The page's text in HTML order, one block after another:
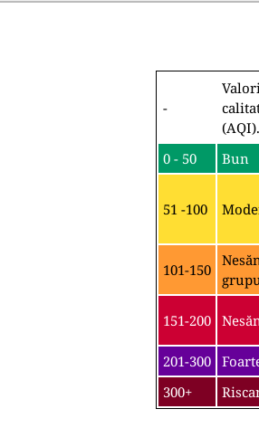
-
(AQI).
0 - 50 Bun
51 -100
101-150
151-200
201-300
300+